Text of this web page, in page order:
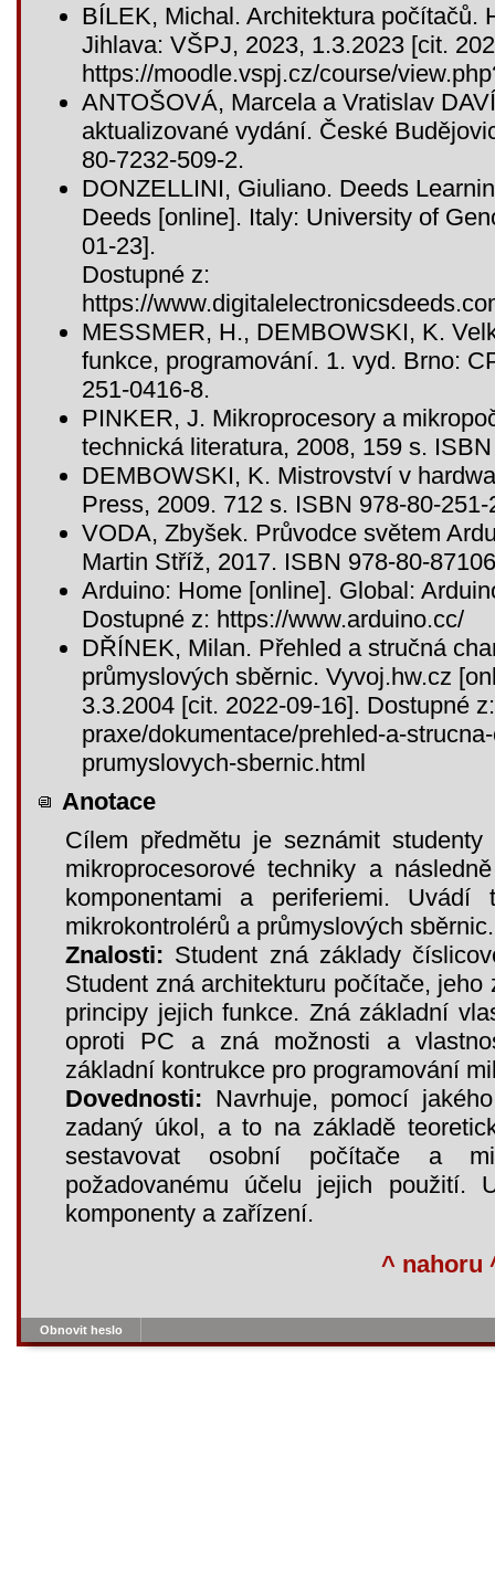
BÍLEK, Michal. Architektura počítačů.
Jihlava: VŠPJ, 2023, 1.3.2023 [cit.
https://moodle.vspj.cz/course/
ANTOŠOVÁ, Marcela a Vratislav
aktualizované vydání. České
80-7232-509-2.
DONZELLINI, Giuliano. Deeds
Deeds [online]. Italy: University of
01-23].
Dostupné z:
https://
MESSMER, H., DEMBOWSKI, K.
funkce, programování. 1. vyd. Brno:
251-0416-8.
PINKER, J. Mikroprocesory a
technická literatura, 2008, 159 s.
DEMBOWSKI, K. Mistrovství v
Press, 2009. 712 s. ISBN 978-80-251-
VODA, Zbyšek. Průvodce světem
Martin Stříž, 2017. ISBN 978-80-
Arduino: Home [online]. Global:
Dostupné z: https://www.arduino.cc/
DŘÍNEK, Milan. Přehled a stručná
průmyslových sběrnic. Vyvoj.hw.cz
3.3.2004 [cit. 2022-09-16]. Dostupné
praxe/dokumentace/prehled-a-
prumyslovych-sbernic.html
Anotace
Cílem předmětu je seznámit
mikroprocesorové techniky a
komponentami a periferiemi. Uvádí
mikrokontrolérů a průmyslových sběrnic.
Znalosti: Student zná základy
Student zná architekturu počítače,
principy jejich funkce. Zná základní
oproti PC a zná možnosti a
základní kontrukce pro programování
Dovednosti: Navrhuje, pomocí
zadaný úkol, a to na základě
sestavovat osobní počítače a
požadovanému účelu jejich použití.
komponenty a zařízení.
^ nahoru
Obnovit heslo